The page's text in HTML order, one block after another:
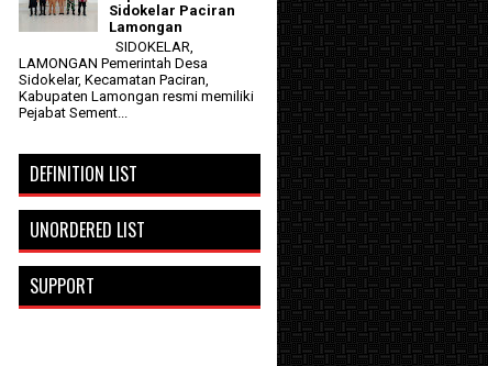
Sidokelar Paciran
Lamongan
SIDOKELAR,
LAMONGAN Pemerintah Desa
Sidokelar, Kecamatan Paciran,
Kabupaten Lamongan resmi memiliki
Pejabat Sement...
DEFINITION LIST
UNORDERED LIST
SUPPORT